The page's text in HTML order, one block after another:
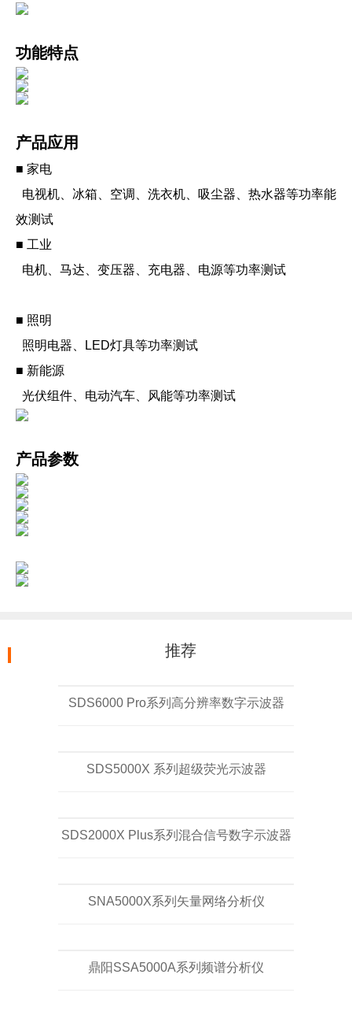
功能特点
产品应用
■ 家电
电视机、冰箱、空调、洗衣机、吸尘器、热水器等功率能
效测试
■ 工业
电机、马达、变压器、充电器、电源等功率测试
■ 照明
照明电器、LED灯具等功率测试
■ 新能源
光伏组件、电动汽车、风能等功率测试
产品参数
推荐
SDS6000 Pro系列高分辨率数字示波器
SDS5000X 系列超级荧光示波器
SDS2000X Plus系列混合信号数字示波器
SNA5000X系列矢量网络分析仪
鼎阳SSA5000A系列频谱分析仪